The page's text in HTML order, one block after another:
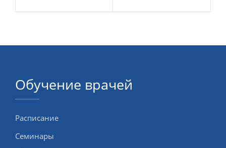
Обучение врачей
Расписание
Семинары